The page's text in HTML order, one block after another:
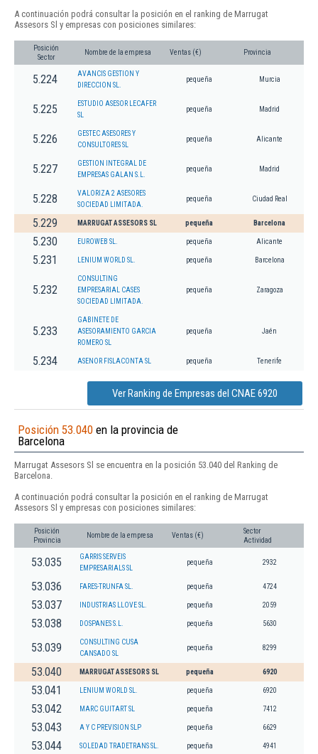
A continuación podrá consultar la posición en el ranking de Marrugat
Assesors Sl y empresas con posiciones similares:
Posición
Sector
Nombre de la empresa Ventas (€) Provincia
5.224
AVANCIS GESTION Y
DIRECCION SL.
pequeña Murcia
5.225
ESTUDIO ASESOR LECAFER
SL
pequeña Madrid
5.226
GESTEC ASESORES Y
CONSULTORES SL
pequeña Alicante
5.227
GESTION INTEGRAL DE
EMPRESAS GALAN S.L.
pequeña Madrid
5.228
VALORIZA 2 ASESORES
SOCIEDAD LIMITADA.
pequeña Ciudad Real
5.229 MARRUGAT ASSESORS SL pequeña Barcelona
5.230 EUROWEB SL. pequeña Alicante
5.231 LENIUM WORLD SL. pequeña Barcelona
5.232
CONSULTING
EMPRESARIAL CASES
SOCIEDAD LIMITADA.
pequeña Zaragoza
5.233
GABINETE DE
ASESORAMIENTO GARCIA
ROMERO SL
pequeña Jaén
5.234 ASENOR FISLACONTA SL pequeña Tenerife
Ver Ranking de Empresas del CNAE 6920
Posición 53.040 en la provincia de
Barcelona
Marrugat Assesors Sl se encuentra en la posición 53.040 del Ranking de
Barcelona.
A continuación podrá consultar la posición en el ranking de Marrugat
Assesors Sl y empresas con posiciones similares:
Posición
Provincia
Nombre de la empresa Ventas (€)
Sector
Actividad
53.035
GARRIS SERVEIS
EMPRESARIALS SL
pequeña 2932
53.036 FARES-TRUNFA SL. pequeña 4724
53.037 INDUSTRIAS LLOVE SL. pequeña 2059
53.038 DOSPANES S.L. pequeña 5630
53.039
CONSULTING CUSA
CANSADO SL
pequeña 8299
53.040 MARRUGAT ASSESORS SL pequeña 6920
53.041 LENIUM WORLD SL. pequeña 6920
53.042 MARC GUITART SL pequeña 7412
53.043 A Y C PREVISION SLP pequeña 6629
53.044 SOLEDAD TRADETRANS SL. pequeña 4941